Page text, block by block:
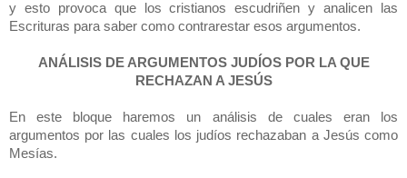
y esto provoca que los cristianos escudriñen y analicen las
Escrituras para saber como contrarestar esos argumentos.
ANÁLISIS DE ARGUMENTOS JUDÍOS POR LA QUE
RECHAZAN A JESÚS
En este bloque haremos un análisis de cuales eran los
argumentos por las cuales los judíos rechazaban a Jesús como
Mesías.